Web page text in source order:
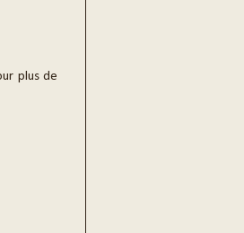
plus de